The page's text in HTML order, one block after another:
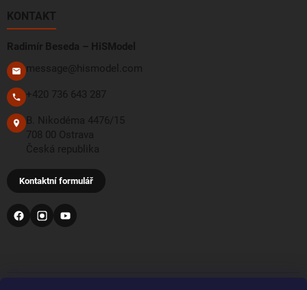
KONTAKT
Radimír Beseda – HiSModel
message@hismodel.com
+420 736 643 287
B. Nikodéma 4476/15
708 00 Ostrava
Česká republika
Kontaktní formulář